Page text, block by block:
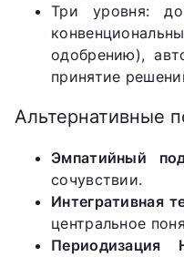
Три уровня:
одобрению),
принятие
Альтернативные
Эмпатийный
сочувствии.
Интегративная
центральное
Периодизация